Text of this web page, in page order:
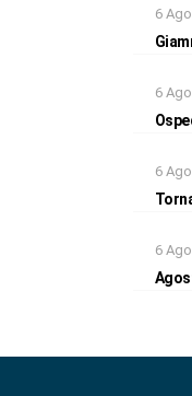
6
6
6
6